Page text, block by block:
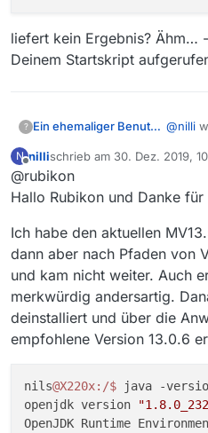
Falls Sie Linux
oder nutzen Sie eine
liefert kein Ergebnis? Ähm…
Deinem Startskript
? Ein ehemaliger Benutzer @nilli
MV
Java-
Zweite
nur
Dritte
cd /
liefert
.jar
N
Offline
nillischrieb am 30. Dez. 2019,
zuletzt editiert von nilli
@rubikon
Hallo Rubikon und Danke
Ich habe den aktuellen
dann aber nach Pfaden von
und kam nicht weiter. Auch
merkwürdig andersartig.
deinstalliert und über die
empfohlene Version 13.0.6
nils@X220x:/$
java -
openjdk version
OpenJDK Runtime